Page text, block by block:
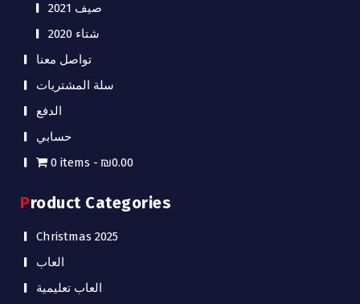
صيف 2021
شتاء 2020
تواصل معنا
سلة المشتريات
الدفع
حسابي
0 items
₪0.00
Product Categories
Christmas 2025
العاب
العاب تعليمية